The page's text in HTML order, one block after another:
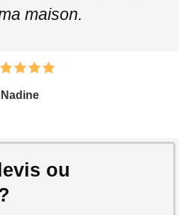
maison.
Nadine
ou